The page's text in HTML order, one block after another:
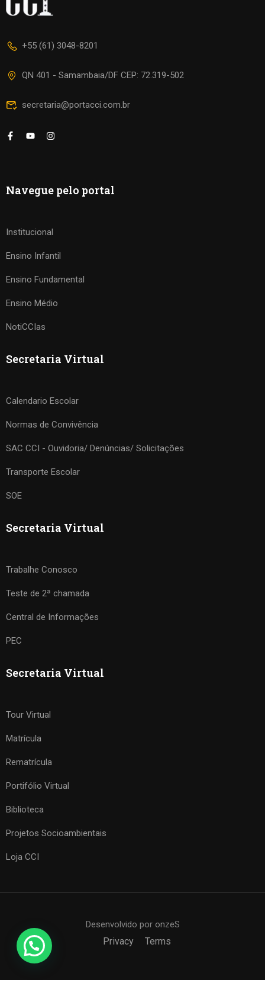
+55 (61) 3048-8201
QN 401 - Samambaia/DF CEP: 72.319-502
secretaria@portacci.com.br
Navegue pelo portal
Institucional
Ensino Infantil
Ensino Fundamental
Ensino Médio
NotiCCIas
Secretaria Virtual
Calendario Escolar
Normas de Convivência
SAC CCI - Ouvidoria/ Denúncias/ Solicitações
Transporte Escolar
SOE
Secretaria Virtual
Trabalhe Conosco
Teste de 2ª chamada
Central de Informações
PEC
Secretaria Virtual
Tour Virtual
Matrícula
Rematrícula
Portifólio Virtual
Biblioteca
Projetos Socioambientais
Loja CCI
Desenvolvido por onzeS
Privacy Terms